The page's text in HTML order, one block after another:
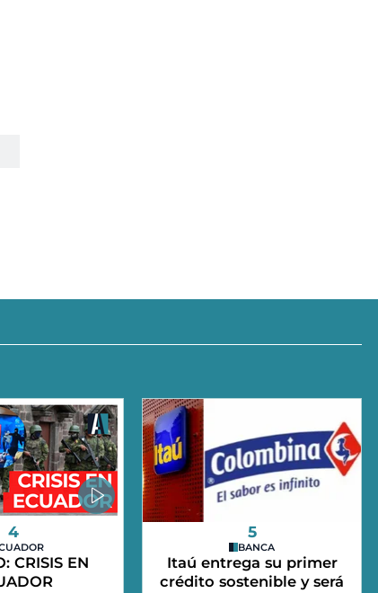
4
CRISIS EN
5
BANCA
Itaú entrega su primer
crédito sostenible y será